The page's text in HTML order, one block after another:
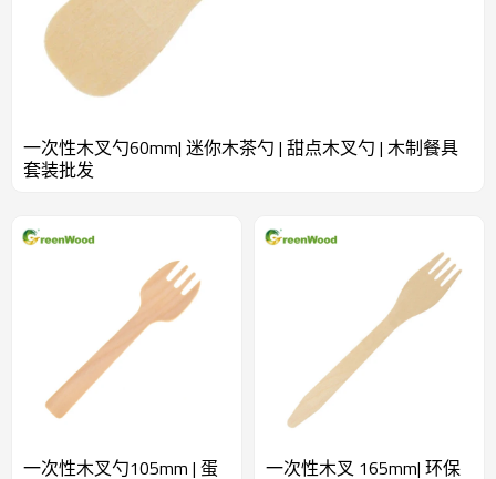
一次性木叉勺60mm| 迷你木茶勺 | 甜点木叉勺 | 木制餐具
套装批发
一次性木叉勺105mm | 蛋
一次性木叉 165mm| 环保